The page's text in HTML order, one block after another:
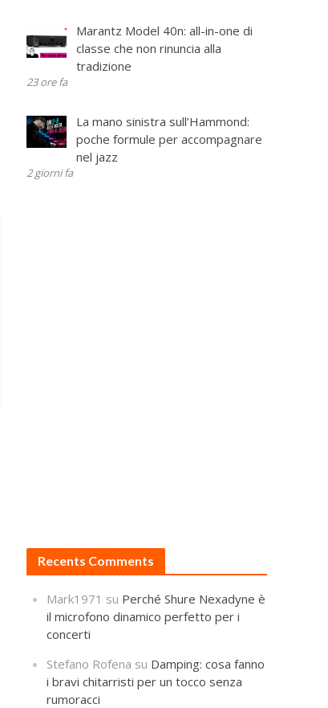
Marantz Model 40n: all-in-one di
classe che non rinuncia alla
tradizione
23 ore fa
La mano sinistra sull’Hammond:
poche formule per accompagnare
nel jazz
2 giorni fa
Recents Comments
Mark1971 su Perché Shure Nexadyne è
il microfono dinamico perfetto per i
concerti
Stefano Rofena su Damping: cosa fanno
i bravi chitarristi per un tocco senza
rumoracci